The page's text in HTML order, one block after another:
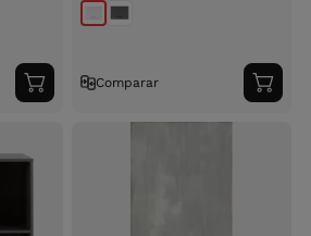
Adicionar
ao
Comparar
ao